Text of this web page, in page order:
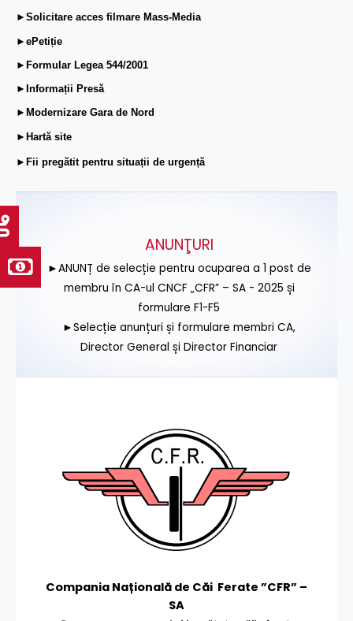
►Solicitare acces filmare Mass-Media
►ePetiție
►Formular Legea 544/2001
►Informații Presă
►Modernizare Gara de Nord
►Hartă site
►Fii pregătit pentru situații de urgență
ANUNŢURI
►ANUNȚ de selecție pentru ocuparea a 1 post de
membru în CA-ul CNCF „CFR” – SA - 2025 și
formulare F1-F5
►Selecție anunțuri și formulare membri CA,
Director General și Director Financiar
Compania Națională de Căi Ferate ”CFR” –
SA